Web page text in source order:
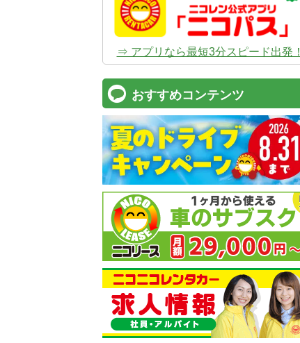
⇒ アプリなら最短3分スピード出発！
おすすめコンテンツ